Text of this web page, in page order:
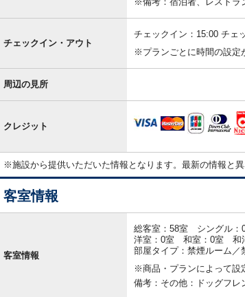
チェックイン・アウト
チェックイン：15:00 チェ
※プランごとに時間の設定
周辺の見所
クレジット
※施設から提供いただいた情報となります。最新の情報と
客室情報
報
客室情報
総客室：58室 シングル
洋室：0室 和室：0室 和
部屋タイプ：禁煙ルーム／
※商品・プランによって設
備考：その他：ドッグフレ